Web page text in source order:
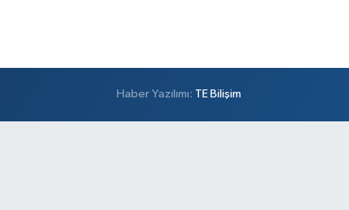
Haber Yazılımı: TE Bilişim